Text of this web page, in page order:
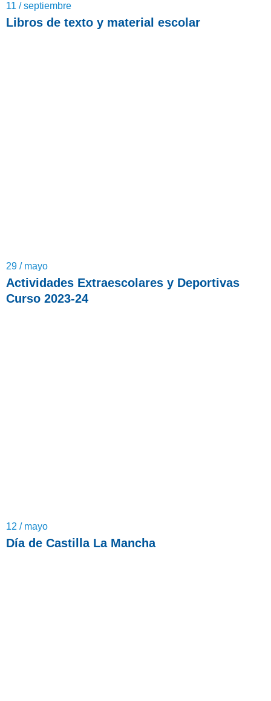
11 / septiembre
Libros de texto y material escolar
29 / mayo
Actividades Extraescolares y Deportivas
Curso 2023-24
12 / mayo
Día de Castilla La Mancha